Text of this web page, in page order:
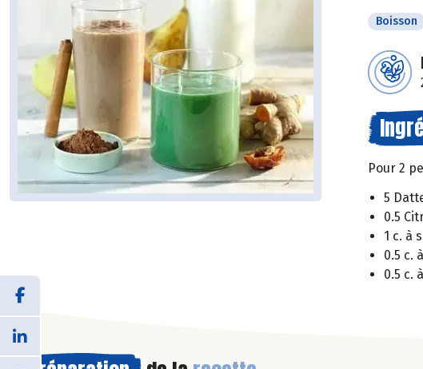
Boisson
Pour 2
5
0.5
1 c. à
0.5 c.
0.5 c.